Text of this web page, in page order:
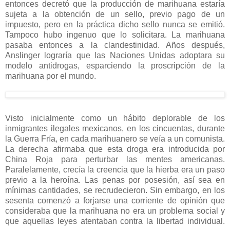
entonces decretó que la producción de marihuana estaría
sujeta a la obtención de un sello, previo pago de un
impuesto, pero en la práctica dicho sello nunca se emitió.
Tampoco hubo ingenuo que lo solicitara. La marihuana
pasaba entonces a la clandestinidad. Años después,
Anslinger lograría que las Naciones Unidas adoptara su
modelo antidrogas, esparciendo la proscripción de la
marihuana por el mundo.
Visto inicialmente como un hábito deplorable de los
inmigrantes ilegales mexicanos, en los cincuentas, durante
la Guerra Fría, en cada marihuanero se veía a un comunista.
La derecha afirmaba que esta droga era introducida por
China Roja para perturbar las mentes americanas.
Paralelamente, crecía la creencia que la hierba era un paso
previo a la heroína. Las penas por posesión, así sea en
mínimas cantidades, se recrudecieron. Sin embargo, en los
sesenta comenzó a forjarse una corriente de opinión que
consideraba que la marihuana no era un problema social y
que aquellas leyes atentaban contra la libertad individual.